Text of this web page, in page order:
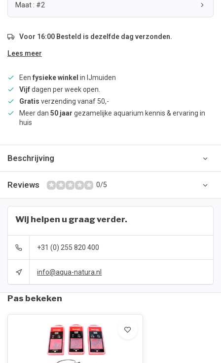
Maat : #2
Voor 16:00 Besteld is dezelfde dag verzonden.
Lees meer
Een fysieke winkel in IJmuiden
Vijfdagen per week open.
Gratis verzending vanaf 50,-
Meer dan 50 jaar gezamelijke aquarium kennis & ervaring in
huis
Beschrijving
Reviews 0/5
Wij helpen u graag verder.
+31 (0) 255 820 400
info@aqua-natura.nl
Pas bekeken